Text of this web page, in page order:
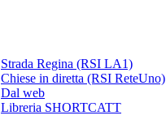
Strada Regina (RSI LA1)
Chiese in diretta (RSI ReteUno)
Dal web
Libreria SHORTCATT